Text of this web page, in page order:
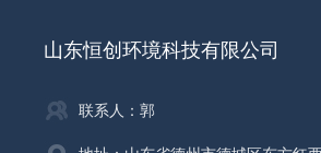
山东恒创环境科技有限公司
联系人：郭